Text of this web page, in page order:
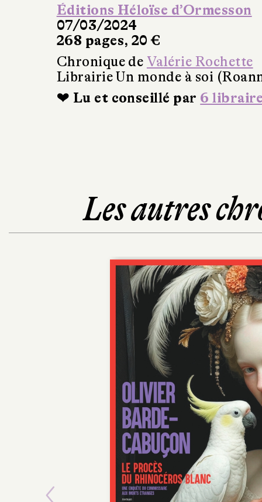
Éditions Héloïse d’Ormesson
07/03/2024
268 pages, 20 €
Chronique de Valérie Rochette
Librairie Un monde à soi
❤ Lu et conseillé par 6
Les autres
Previous